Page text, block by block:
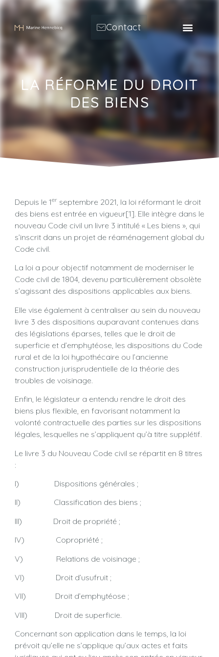
Contact
LA RÉFORME DU DROIT
DES BIENS
Depuis le 1er septembre 2021, la loi réformant le droit
des biens est entrée en vigueur[1]. Elle intègre dans le
nouveau Code civil un livre 3 intitulé « Les biens », qui
s’inscrit dans un projet de réaménagement global du
Code civil.
La loi a pour objectif notamment de moderniser le
Code civil de 1804, devenu particulièrement obsolète
s’agissant des dispositions applicables aux biens.
Elle vise également à centraliser au sein du nouveau
livre 3 des dispositions auparavant contenues dans
des législations éparses, telles que le droit de
superficie et d’emphytéose, les dispositions du Code
rural et de la loi hypothécaire ou l’ancienne
construction jurisprudentielle de la théorie des
troubles de voisinage.
Enfin, le législateur a entendu rendre le droit des
biens plus flexible, en favorisant notamment la
volonté contractuelle des parties sur les dispositions
légales, lesquelles ne s’appliquent qu’à titre supplétif.
Le livre 3 du Nouveau Code civil se répartit en 8 titres
:
I) Dispositions générales ;
II) Classification des biens ;
III) Droit de propriété ;
IV) Copropriété ;
V) Relations de voisinage ;
VI) Droit d’usufruit ;
VII) Droit d’emphytéose ;
VIII) Droit de superficie.
Concernant son application dans le temps, la loi
prévoit qu’elle ne s’applique qu’aux actes et faits